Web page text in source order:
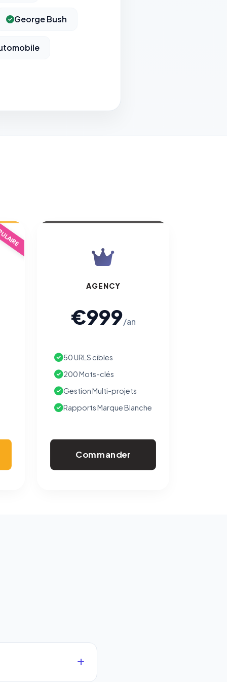
George Bush
AGENCY
€999/an
50 URLS cibles
200 Mots-clés
Gestion Multi-projets
Rapports Marque Blanche
Commander